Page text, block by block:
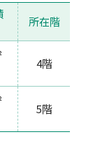
所在階
4階
5階